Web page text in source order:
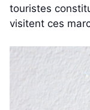
touristes
visitent ces